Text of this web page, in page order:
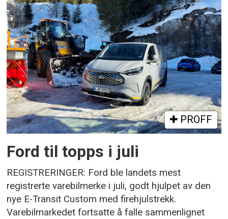
PROFF
Ford til topps i juli
REGISTRERINGER: Ford ble landets mest
registrerte varebilmerke i juli, godt hjulpet av den
nye E-Transit Custom med firehjulstrekk.
Varebilmarkedet fortsatte å falle sammenlignet